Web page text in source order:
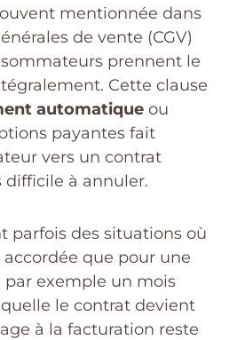
mentionnée dans
de vente (CGV)
prennent le
Cette clause
automatique ou
payantes fait
vers un contrat
difficile à annuler.
parfois des situations où
accordée que pour une
exemple un mois
le contrat devient
à la facturation reste